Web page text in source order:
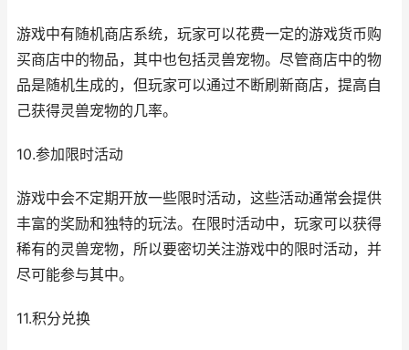
游戏中有随机商店系统，玩家可以花费一定的游戏货币购
买商店中的物品，其中也包括灵兽宠物。尽管商店中的物
品是随机生成的，但玩家可以通过不断刷新商店，提高自
己获得灵兽宠物的几率。
10.参加限时活动
游戏中会不定期开放一些限时活动，这些活动通常会提供
丰富的奖励和独特的玩法。在限时活动中，玩家可以获得
稀有的灵兽宠物，所以要密切关注游戏中的限时活动，并
尽可能参与其中。
11.积分兑换